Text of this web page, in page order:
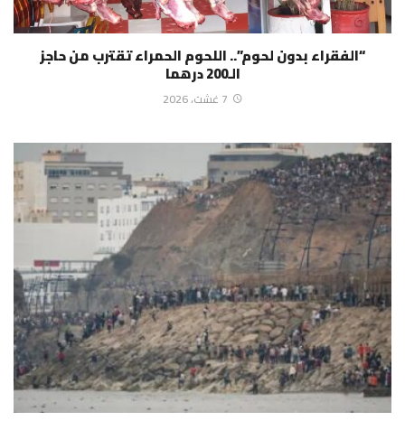
“الفقراء بدون لحوم”.. اللحوم الحمراء تقترب من حاجز
الـ200 درهما
7 غشت، 2026